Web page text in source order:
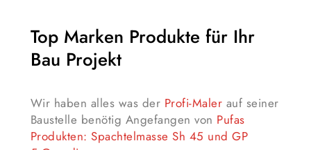
Top Marken Produkte für Ihr
Bau Projekt
Wir haben alles was der Profi-Maler auf seiner
Baustelle benötig Angefangen von Pufas
Produkten:Spachtelmasse Sh 45 und GP